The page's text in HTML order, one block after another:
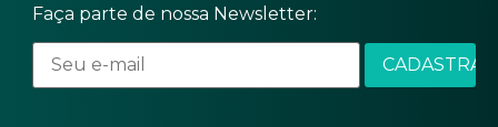
Faça parte de nossa Newsletter: